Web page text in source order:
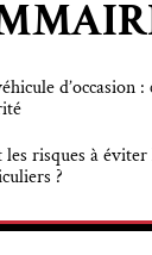
d’occasion
les risques à
?